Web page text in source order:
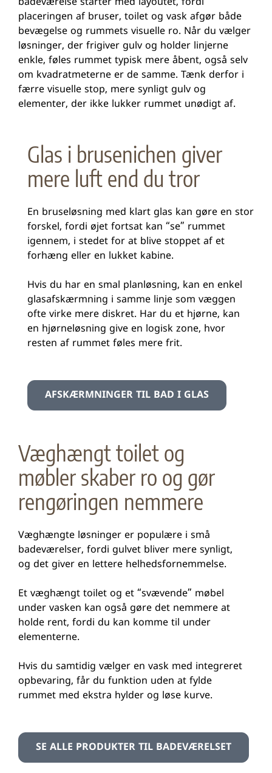
badeværelse starter med layoutet, fordi
placeringen af bruser, toilet og vask afgør både
bevægelse og rummets visuelle ro. Når du vælger
løsninger, der frigiver gulv og holder linjerne
enkle, føles rummet typisk mere åbent, også selv
om kvadratmeterne er de samme. Tænk derfor i
færre visuelle stop, mere synligt gulv og
elementer, der ikke lukker rummet unødigt af.
Glas i brusenichen giver
mere luft end du tror
En bruseløsning med klart glas kan gøre en stor
forskel, fordi øjet fortsat kan “se” rummet
igennem, i stedet for at blive stoppet af et
forhæng eller en lukket kabine.
Hvis du har en smal planløsning, kan en enkel
glasafskærmning i samme linje som væggen
ofte virke mere diskret. Har du et hjørne, kan
en hjørneløsning give en logisk zone, hvor
resten af rummet føles mere frit.
AFSKÆRMNINGER TIL BAD I GLAS
Væghængt toilet og
møbler skaber ro og gør
rengøringen nemmere
Væghængte løsninger er populære i små
badeværelser, fordi gulvet bliver mere synligt,
og det giver en lettere helhedsfornemmelse.
Et væghængt toilet og et “svævende” møbel
under vasken kan også gøre det nemmere at
holde rent, fordi du kan komme til under
elementerne.
Hvis du samtidig vælger en vask med integreret
opbevaring, får du funktion uden at fylde
rummet med ekstra hylder og løse kurve.
SE ALLE PRODUKTER TIL BADEVÆRELSET